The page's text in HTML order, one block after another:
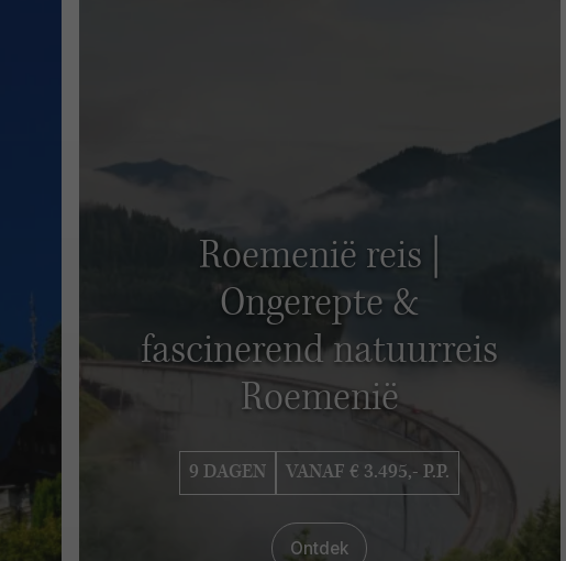
Roemenië reis |
Ongerepte &
fascinerend natuurreis
Roemenië
9 DAGEN VANAF € 3.495,- P.P.
Ontdek